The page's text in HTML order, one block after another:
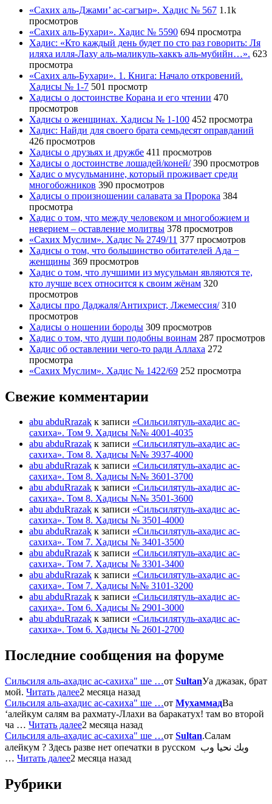
«Сахих аль-Джами’ ас-сагъир». Хадис № 567 1.1k
просмотров
«Сахих аль-Бухари». Хадис № 5590 694 просмотра
Хадис: «Кто каждый день будет по сто раз говорить: Ля
иляха илля-Лаху аль-маликуль-хаккъ аль-мубийн…». 623
просмотра
«Сахих аль-Бухари». 1. Книга: Начало откровений.
Хадисы № 1-7 501 просмотр
Хадисы о достоинстве Корана и его чтении 470
просмотров
Хадисы о женщинах. Хадисы № 1-100 452 просмотра
Хадис: Найди для своего брата семьдесят оправданий
426 просмотров
Хадисы о друзьях и дружбе 411 просмотров
Хадисы о достоинстве лошадей/коней/ 390 просмотров
Хадис о мусульманине, который проживает среди
многобожников 390 просмотров
Хадисы о произношении салавата за Пророка 384
просмотра
Хадис о том, что между человеком и многобожием и
неверием – оставление молитвы 378 просмотров
«Сахих Муслим». Хадис № 2749/11 377 просмотров
Хадисы о том, что большинство обитателей Ада −
женщины 369 просмотров
Хадис о том, что лучшими из мусульман являются те,
кто лучше всех относится к своим жёнам 320
просмотров
Хадисы про Даджаля/Антихрист, Лжемессия/ 310
просмотров
Хадисы о ношении бороды 309 просмотров
Хадис о том, что души подобны воинам 287 просмотров
Хадис об оставлении чего-то ради Аллаха 272
просмотра
«Сахих Муслим». Хадис № 1422/69 252 просмотра
Свежие комментарии
abu abduRrazak к записи «Сильсилятуль-ахадис ас-
сахиха». Том 9. Хадисы №№ 4001-4035
abu abduRrazak к записи «Сильсилятуль-ахадис ас-
сахиха». Том 8. Хадисы №№ 3937-4000
abu abduRrazak к записи «Сильсилятуль-ахадис ас-
сахиха». Том 8. Хадисы №№ 3601-3700
abu abduRrazak к записи «Сильсилятуль-ахадис ас-
сахиха». Том 8. Хадисы №№ 3501-3600
abu abduRrazak к записи «Сильсилятуль-ахадис ас-
сахиха». Том 8. Хадисы № 3501-4000
abu abduRrazak к записи «Сильсилятуль-ахадис ас-
сахиха». Том 7. Хадисы № 3401-3500
abu abduRrazak к записи «Сильсилятуль-ахадис ас-
сахиха». Том 7. Хадисы № 3301-3400
abu abduRrazak к записи «Сильсилятуль-ахадис ас-
сахиха». Том 7. Хадисы №№ 3101-3200
abu abduRrazak к записи «Сильсилятуль-ахадис ас-
сахиха». Том 6. Хадисы № 2901-3000
abu abduRrazak к записи «Сильсилятуль-ахадис ас-
сахиха». Том 6. Хадисы № 2601-2700
Последние сообщения на форуме
Сильсиля аль-ахадис ас-сахиха" ше …от SultanУа джазак, брат
мой. Читать далее2 месяца назад
Сильсиля аль-ахадис ас-сахиха" ше …от МухаммадВа
‘алейкум салям ва рахмату-Ллахи ва баракатух! там во второй
ча … Читать далее2 месяца назад
Сильсиля аль-ахадис ас-сахиха" ше …от Sultan.Салам
алейкум ? Здесь разве нет опечатки в русском وبك نحيا وب
… Читать далее2 месяца назад
Рубрики